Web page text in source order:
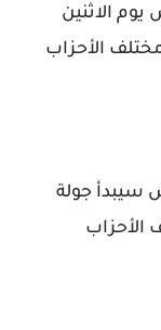
الاثنين
الأحزاب
سيبدأ جولة
الأحزاب